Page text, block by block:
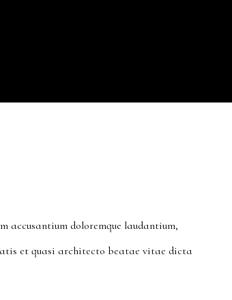
accusantium doloremque laudantium,
et quasi architecto beatae vitae dicta